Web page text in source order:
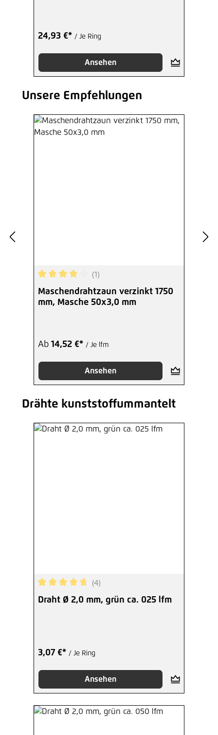
24,93 €* / Je Ring
Ansehen
Produktgalerie überspringen
Unsere Empfehlungen
Durchschnittliche Bewertung von 4 von 5
(1)
Maschendrahtzaun verzinkt 1750
mm, Masche 50x3,0 mm
Ab 14,52 €* / Je lfm
Ansehen
Produktgalerie überspringen
Drähte kunststoffummantelt
Durchschnittliche Bewertung von 4.75 von 5
(4)
Draht Ø 2,0 mm, grün ca. 025 lfm
3,07 €* / Je Ring
Ansehen